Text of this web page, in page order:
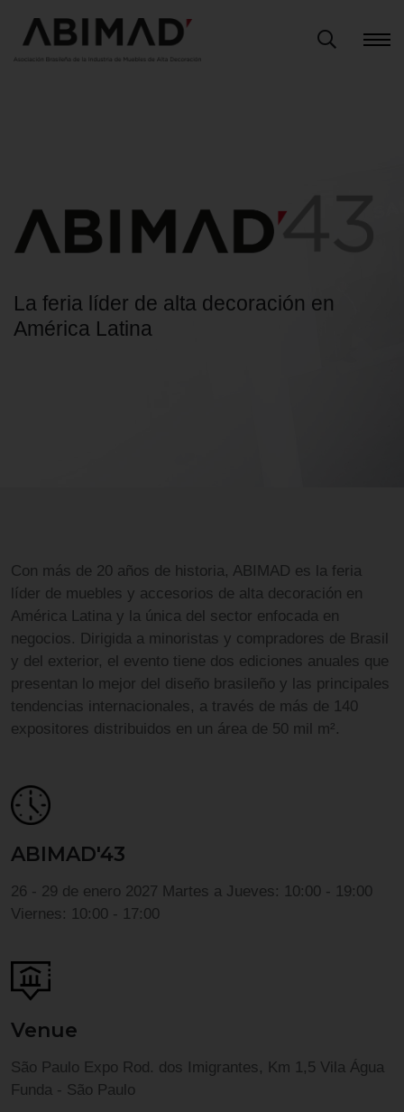
La feria líder de alta decoración en
América Latina
Con más de 20 años de historia, ABIMAD es la feria
líder de muebles y accesorios de alta decoración en
América Latina y la única del sector enfocada en
negocios. Dirigida a minoristas y compradores de Brasil
y del exterior, el evento tiene dos ediciones anuales que
presentan lo mejor del diseño brasileño y las principales
tendencias internacionales, a través de más de 140
expositores distribuidos en un área de 50 mil m².
ABIMAD'43
26 - 29 de enero 2027 Martes a Jueves: 10:00 - 19:00
Viernes: 10:00 - 17:00
Venue
São Paulo Expo Rod. dos Imigrantes, Km 1,5 Vila Água
Funda - São Paulo